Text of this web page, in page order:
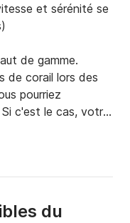
et sérénité se
de gamme.
de corail lors des
pourriez
c'est le cas, votre
naturel.
du